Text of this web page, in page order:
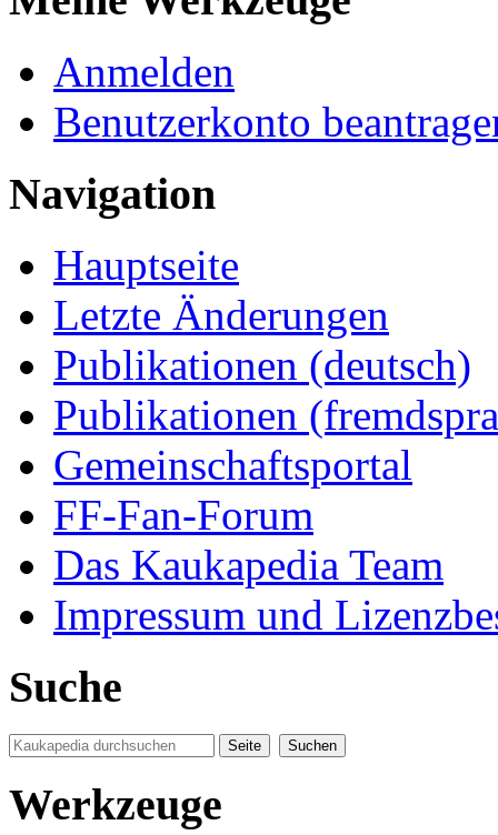
Anmelden
Benutzerkonto
Navigation
Hauptseite
Letzte Änderungen
Publikationen (deutsch)
Publikationen
Gemeinschaftsportal
FF-Fan-Forum
Das Kaukapedia Team
Impressum und
Suche
Werkzeuge